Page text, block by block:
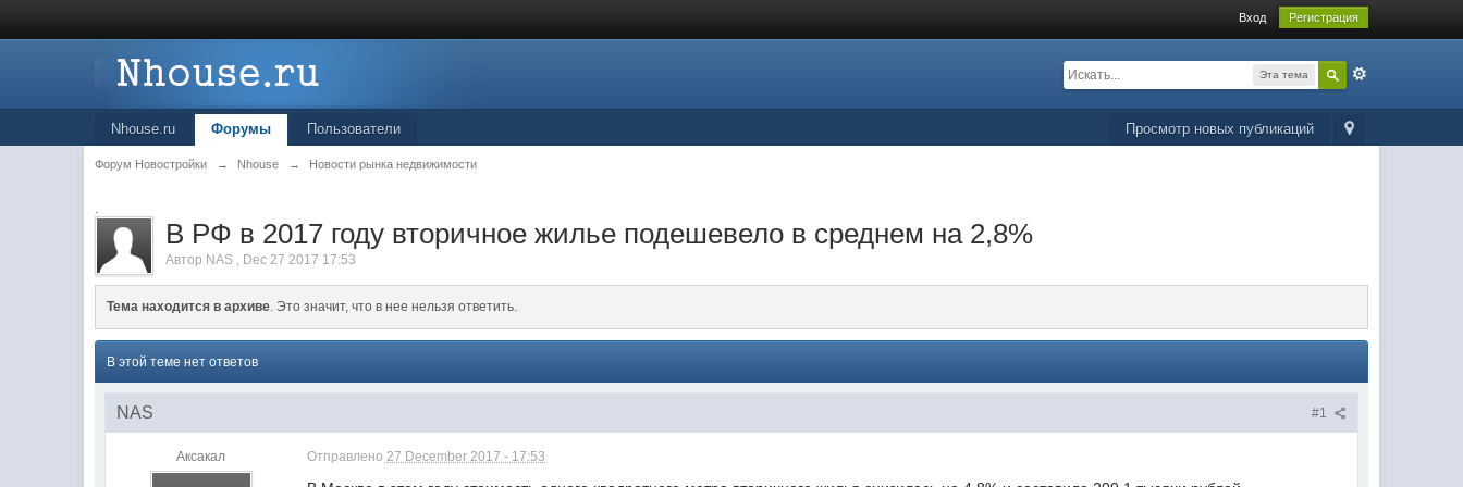
Вход Регистрация
Эта тема
Просмотр новых публикаций
Nhouse.ru Форумы Пользователи
Форум Новостройки → Nhouse → Новости рынка недвижимости
.
В РФ в 2017 году вторичное жилье подешевело в среднем на 2,8%
Автор NAS , Dec 27 2017 17:53
Тема находится в архиве. Это значит, что в нее нельзя ответить.
В этой теме нет ответов
#1
NAS
Аксакал Отправлено27 December 2017 - 17:53